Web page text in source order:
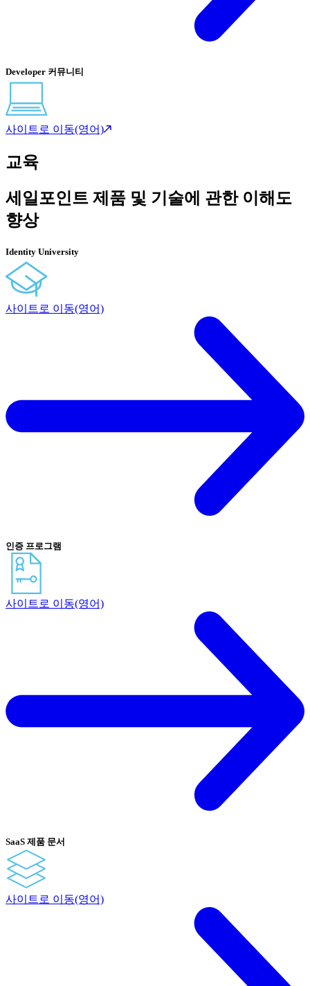
Developer 커뮤니티
사이트로 이동(영어)
교육
세일포인트 제품 및 기술에 관한 이해도
향상
Identity University
사이트로 이동(영어)
인증 프로그램
사이트로 이동(영어)
SaaS 제품 문서
사이트로 이동(영어)